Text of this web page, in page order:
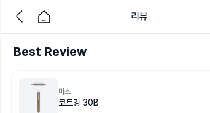
리뷰
Best Review
마스
코트킹 30B